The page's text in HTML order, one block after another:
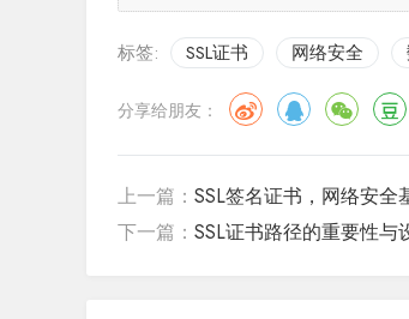
标签: SSL证书 网络安全
分享给朋友：
上一篇： SSL签名证书，网络安全
下一篇： SSL证书路径的重要性与